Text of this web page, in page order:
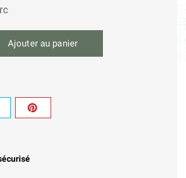
Ajouter au panier